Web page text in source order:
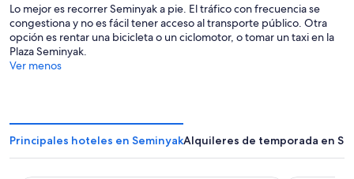
Lo mejor es recorrer Seminyak a pie. El tráfico con frecuencia se
congestiona y no es fácil tener acceso al transporte público. Otra
opción es rentar una bicicleta o un ciclomotor, o tomar un taxi en la
Plaza Seminyak.
Ver menos
Principales hoteles en SeminyakAlquileres de temporada en